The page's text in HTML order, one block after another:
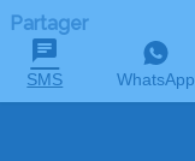
Partager
SMS WhatsApp